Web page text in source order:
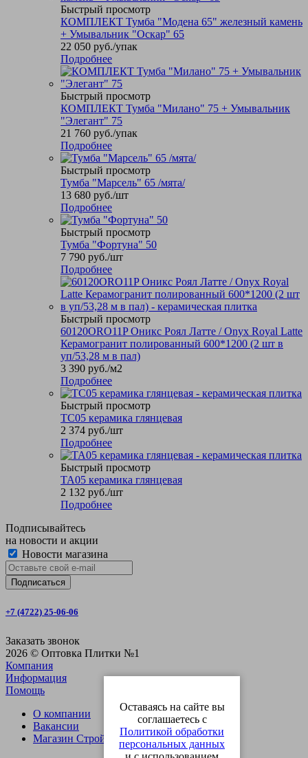
Быстрый просмотр
КОМПЛЕКТ Тумба "Модена 65" железный камень
+ Умывальник "Оскар" 65
22 050 руб./упак
Подробнее
Быстрый просмотр
КОМПЛЕКТ Тумба "Милано" 75 + Умывальник
"Элегант" 75
21 760 руб./упак
Подробнее
Быстрый просмотр
Тумба "Марсель" 65 /мята/
13 680 руб./шт
Подробнее
Быстрый просмотр
Тумба "Фортуна" 50
7 790 руб./шт
Подробнее
Быстрый просмотр
60120ORO11P Оникс Роял Латте / Onyx Royal Latte
Керамогранит полированный 600*1200 (2 шт в
уп/53,28 м в пал)
3 390 руб./м2
Подробнее
Быстрый просмотр
TC05 керамика глянцевая
2 374 руб./шт
Подробнее
Быстрый просмотр
TA05 керамика глянцевая
2 132 руб./шт
Подробнее
Подписывайтесь
на новости и акции
Новости магазина
+7 (4722) 25-06-06
Заказать звонок
2026 © Оптовка Плитки №1
Компания
Информация
Помощь
О компании
Вакансии
Магазин СтройОпт
Оставаясь на сайте вы
соглашаетесь с
Политикой обработки
персональных данных